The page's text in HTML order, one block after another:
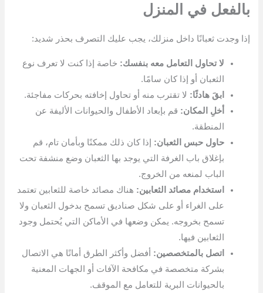
بالفعل في المنزل
إذا وجدت ثعبانًا داخل منزلك، يجب عليك التصرف بحذر شديد:
لا تحاول التعامل معه بنفسك: خاصة إذا كنت لا تعرف نوع
الثعبان أو إذا كان سامًا.
ابقَ هادئًا: لا تقترب منه أو تحاول إخافته بحركات مفاجئة.
أخلِ المكان: قم بإبعاد الأطفال والحيوانات الأليفة عن
المنطقة.
حاول حبس الثعبان: إذا كان ذلك ممكنًا وبأمان تام، قم
بإغلاق باب الغرفة التي يوجد بها الثعبان وضع منشفة تحت
الباب لمنعه من الخروج.
استخدام مصائد الثعابين: هناك مصائد خاصة للثعابين تعتمد
على الغراء أو على شكل صناديق تسمح بدخول الثعبان ولا
تسمح بخروجه. يمكن وضعها في الأماكن التي يُحتمل وجود
الثعابين فيها.
اتصل بالمتخصصين: أفضل وأكثر الطرق أمانًا هي الاتصال
بشركة متخصصة في مكافحة الآفات أو الجهات المعنية
بالحيوانات البرية للتعامل مع الموقف.